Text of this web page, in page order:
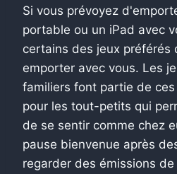
Si vous prévoyez
portable ou un iPad avec
certains des jeux préférés
emporter avec vous. Les
familiers font partie de
pour les tout-petits qui
de se sentir comme chez
pause bienvenue après
regarder des émissions